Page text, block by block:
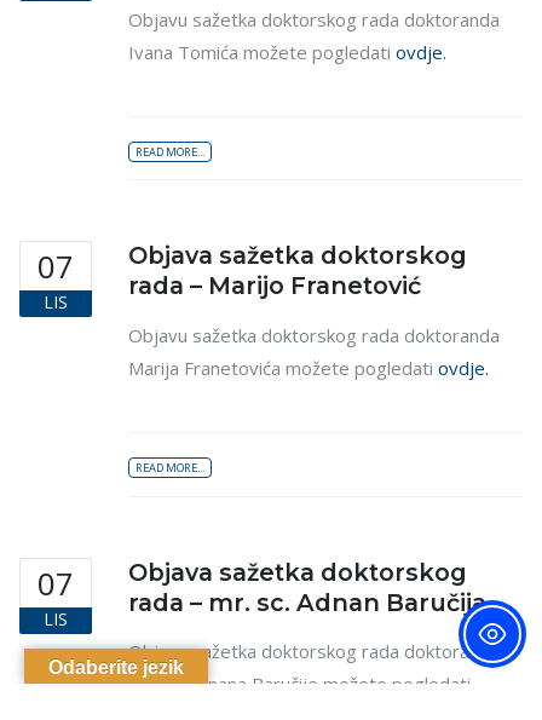
Objavu sažetka doktorskog rada doktoranda
Ivana Tomića možete pogledati ovdje.
READ MORE...
07
LIS
Objava sažetka doktorskog
rada – Marijo Franetović
Objavu sažetka doktorskog rada doktoranda
Marija Franetovića možete pogledati ovdje.
READ MORE...
07
LIS
Objava sažetka doktorskog
rada – mr. sc. Adnan Baručija
Objavu sažetka doktorskog rada doktoranda
mr. sc. Adnana Baručije možete pogledati
Odaberite jezik